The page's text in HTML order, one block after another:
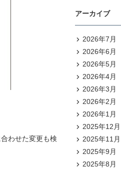
わせた変更も検
アーカイブ
2026年7月
2026年6月
2026年5月
2026年4月
2026年3月
2026年2月
2026年1月
2025年12月
2025年11月
2025年9月
2025年8月